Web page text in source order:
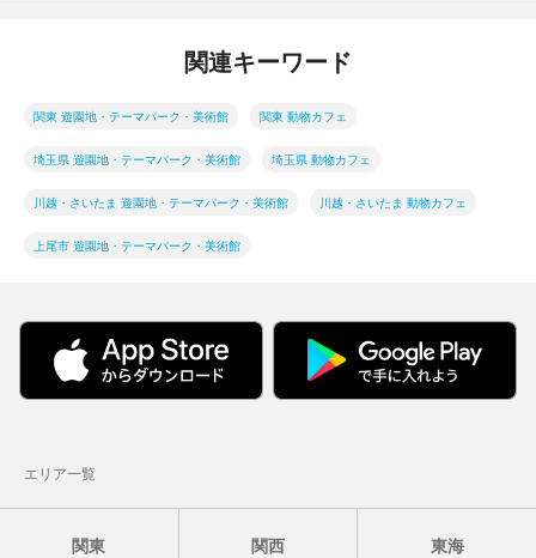
関連キーワード
関東 遊園地・テーマパーク・美術館 関東 動物カフェ
埼玉県 遊園地・テーマパーク・美術館 埼玉県 動物カフェ
川越・さいたま 遊園地・テーマパーク・美術館 川越・さいたま 動物カフェ
上尾市 遊園地・テーマパーク・美術館
エリア一覧
関東 関西 東海